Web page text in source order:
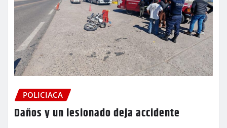
POLICIACA
Daños y un lesionado deja accidente